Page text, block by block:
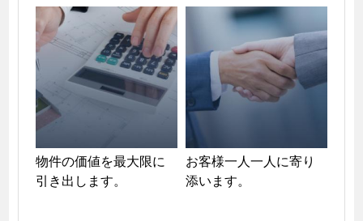
物件の価値を最大限に
引き出します。
お客様一人一人に寄り
添います。